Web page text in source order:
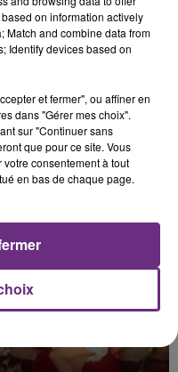
19h18
19h18
19h12
19h12
on information actively
Match and combine data from
Identify devices based on
et fermer", ou affiner en
dans "Gérer mes choix".
sur "Continuer sans
que pour ce site. Vous
consentement à tout
en bas de chaque page.